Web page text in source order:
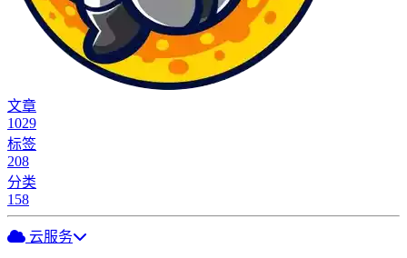
文章
1029
标签
208
分类
158
云服务